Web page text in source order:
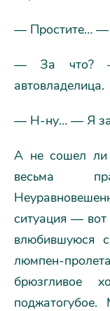
— Простите… —
— За что? —
автовладелица.
— Н-ну… — Я
А не сошел ли
весьма
ситуация —
влюбившуюся
люмпен-
брюзгливое